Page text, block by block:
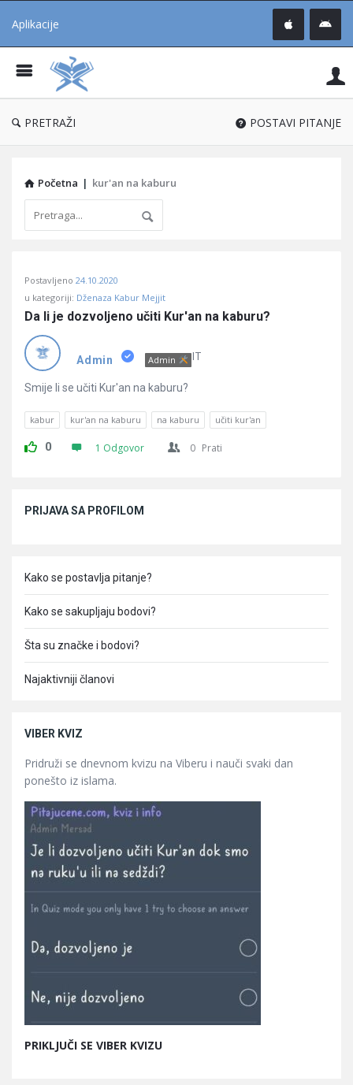
Aplikacije
®
PRETRAŽI POSTAVI PITANJE
Početna | kur'an na kaburu
Učene
Latest
Pitanja
Postavljeno 24.10.2020
u kategoriji: Dženaza Kabur Mejjit
Da li je dozvoljeno učiti Kur'an na kaburu?
Admin Admin IT
Smije li se učiti Kur'an na kaburu?
kabur kur'an na kaburu na kaburu učiti kur'an
0 1 Odgovor 0 Prati
PRIJAVA SA PROFILOM
Kako se postavlja pitanje?
Kako se sakupljaju bodovi?
Šta su značke i bodovi?
Najaktivniji članovi
VIBER KVIZ
Pridruži se dnevnom kvizu na Viberu i nauči svaki dan
ponešto iz islama.
PRIKLJUČI SE VIBER KVIZU